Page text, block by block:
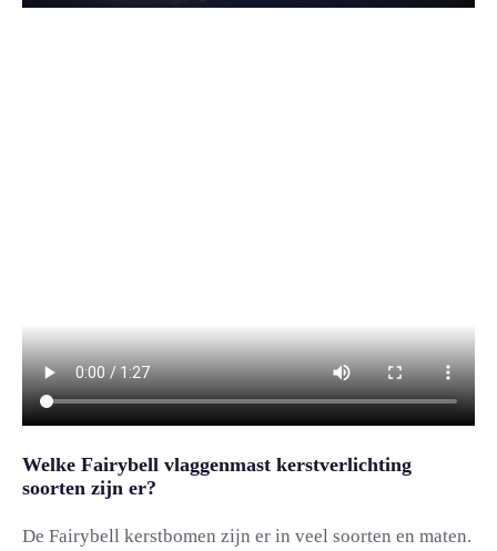
Welke Fairybell vlaggenmast kerstverlichting
soorten zijn er?
De Fairybell kerstbomen zijn er in veel soorten en maten.